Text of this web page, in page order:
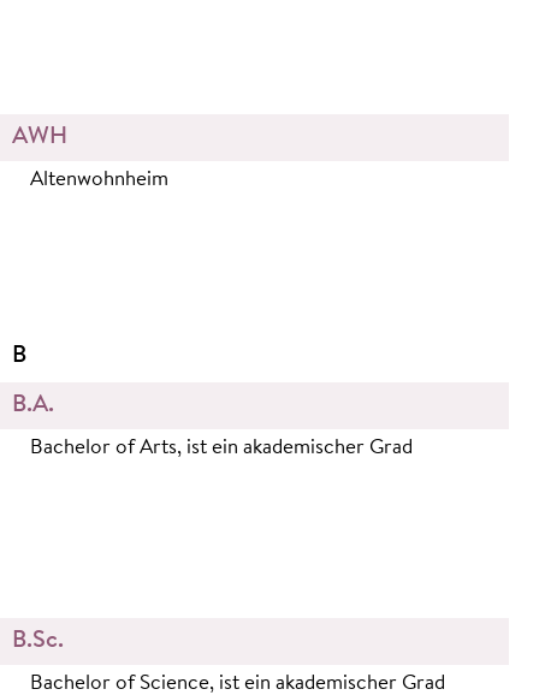
AWH
Altenwohnheim
B
B.A.
Bachelor of Arts, ist ein akademischer Grad
B.Sc.
Bachelor of Science, ist ein akademischer Grad